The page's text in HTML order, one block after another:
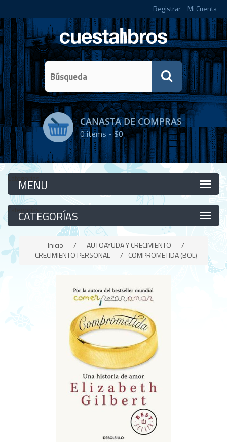
Registrar Mi Cuenta
CANASTA DE COMPRAS
0items -$0
Categorías
Categorías
Inicio / AUTOAYUDA Y CRECIMIENTO
/
CRECIMIENTO PERSONAL
/ COMPROMETIDA (BOL)